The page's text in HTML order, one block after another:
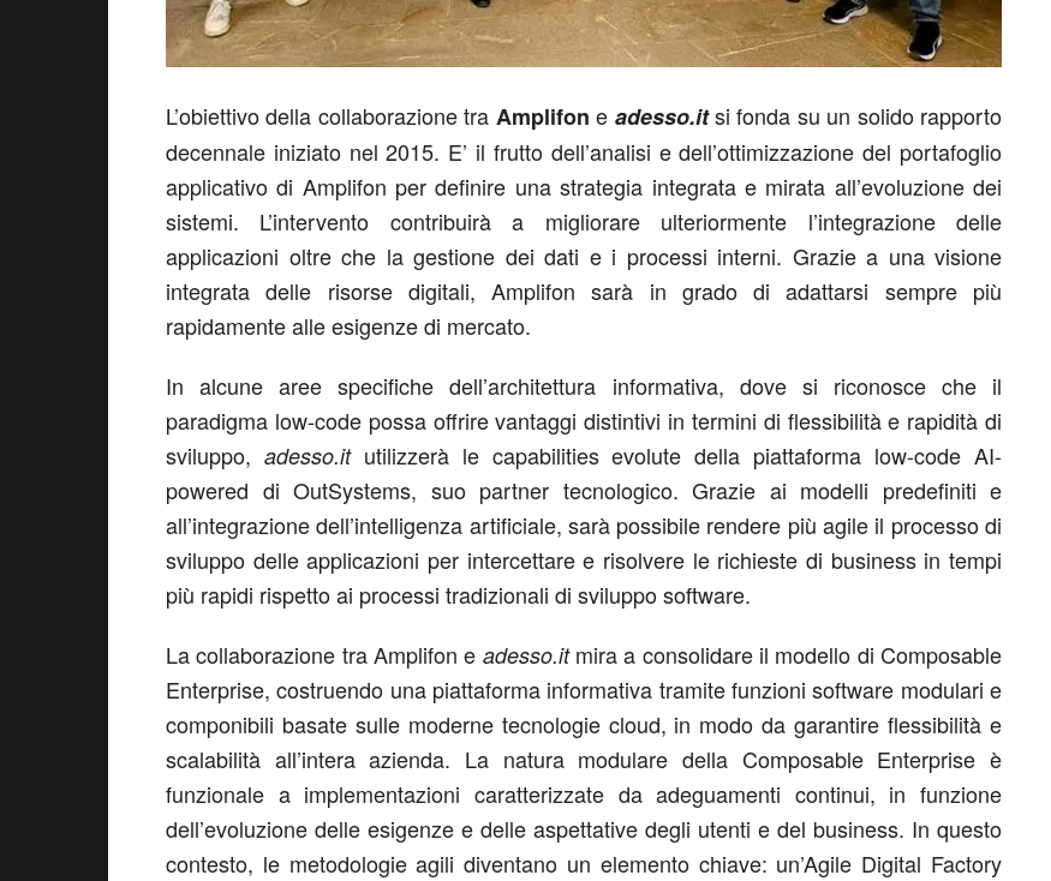
L’obiettivo della collaborazione tra Amplifon e adesso.itsi fonda su un solido rapporto
decennale iniziato nel 2015. E’ il frutto dell’analisi e dell’ottimizzazione del portafoglio
applicativo di Amplifon per definire una strategia integrata e mirata all’evoluzione dei
sistemi. L’intervento contribuirà a migliorare ulteriormente l’integrazione delle
applicazioni oltre che la gestione dei dati e i processi interni. Grazie a una visione
integrata delle risorse digitali, Amplifon sarà in grado di adattarsi sempre più
rapidamente alle esigenze di mercato.
In alcune aree specifiche dell’architettura informativa, dove si riconosce che il
paradigma low-code possa offrire vantaggi distintivi in termini di flessibilità e rapidità di
sviluppo, adesso.itutilizzerà le capabilities evolute della piattaforma low-code AI-
powered di OutSystems, suo partner tecnologico. Grazie ai modelli predefiniti e
all’integrazione dell’intelligenza artificiale, sarà possibile rendere più agile il processo di
sviluppo delle applicazioni per intercettare e risolvere le richieste di business in tempi
più rapidi rispetto ai processi tradizionali di sviluppo software.
La collaborazione tra Amplifon e adesso.itmira a consolidare il modello di Composable
Enterprise, costruendo una piattaforma informativa tramite funzioni software modulari e
componibili basate sulle moderne tecnologie cloud, in modo da garantire flessibilità e
scalabilità all’intera azienda. La natura modulare della Composable Enterprise è
funzionale a implementazioni caratterizzate da adeguamenti continui, in funzione
dell’evoluzione delle esigenze e delle aspettative degli utenti e del business. In questo
contesto, le metodologie agili diventano un elemento chiave: un’Agile Digital Factory